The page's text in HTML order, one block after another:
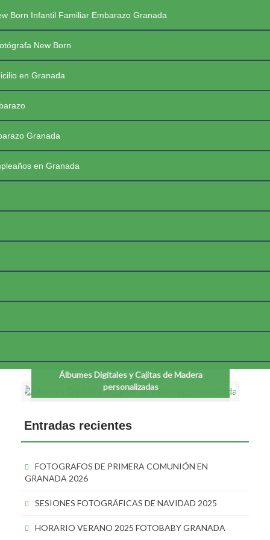
al
contenido
Born Infantil Familiar Embarazo Granada
New Born
en Granada
Granada
en Granada
PREGUNTAS FRECUENTES SESIONES
PRIMERAS COMUNIONES 2026
FotoBaby Granada
Álbumes Digitales y Cajitas de Madera
personalizadas
Entradas recientes
FOTOGRAFOS DE PRIMERA COMUNIÓN EN
GRANADA 2026
SESIONES FOTOGRÁFICAS DE NAVIDAD 2025
HORARIO VERANO 2025 FOTOBABY GRANADA